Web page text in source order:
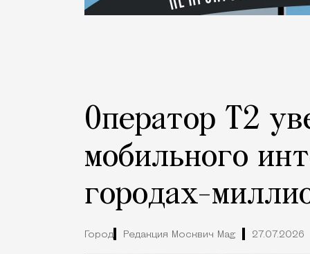
Оператор Т2
мобильного
городах-
Город Редакция Москвич Mag 27.07.2026